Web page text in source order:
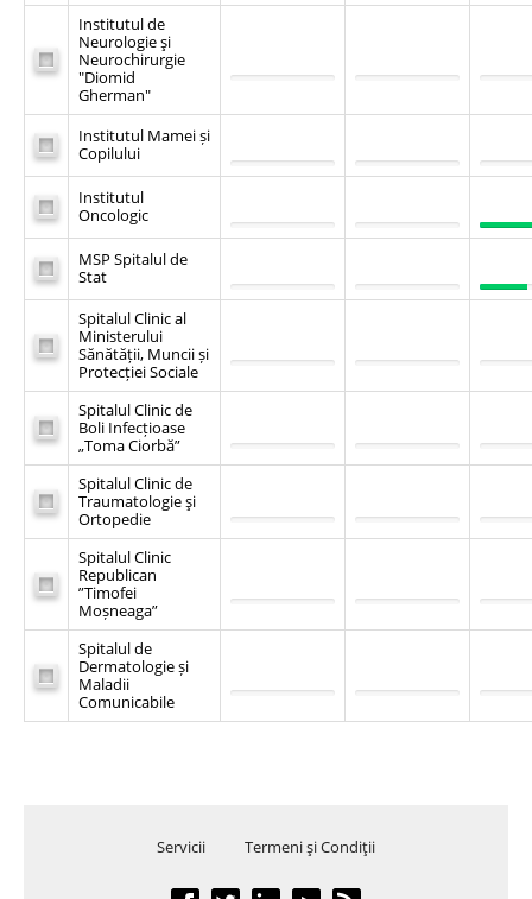
Institutul de
Neurologie şi
Neurochirurgie
"Diomid
Gherman"
Institutul Mamei și
Copilului
Institutul
Oncologic
MSP Spitalul de
Stat
Spitalul Clinic al
Ministerului
Sănătății, Muncii și
Protecției Sociale
Spitalul Clinic de
Boli Infecțioase
„Toma Ciorbă”
Spitalul Clinic de
Traumatologie şi
Ortopedie
Spitalul Clinic
Republican
”Timofei
Moșneaga”
Spitalul de
Dermatologie și
Maladii
Comunicabile
Servicii Termeni şi Condiţii